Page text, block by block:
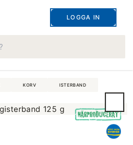
LOGGA IN
KORV ISTERBAND